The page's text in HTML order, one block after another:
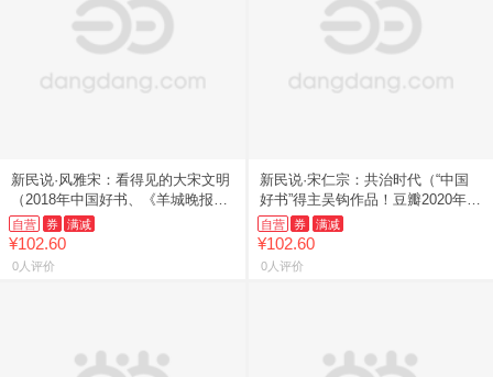
新民说·风雅宋：看得见的大宋文明
（2018年中国好书、《羊城晚报》
年度好书、新浪好书年度十大好
书、《中国新闻出版广电报》
自营 券 满减
¥102.60
0人评价
新民说·宋仁宗：共治时代（“中国
好书”得主吴钩作品！豆瓣2020年度
传记、经济人读书会2020年度好
书、百道网2020年
自营 券 满减
¥102.60
0人评价